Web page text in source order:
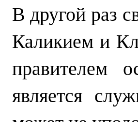
В другой раз
Каликием и
правителем
является